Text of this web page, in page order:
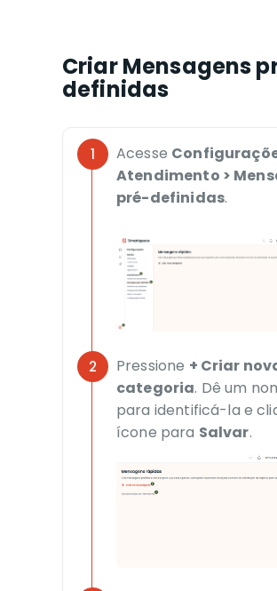
Criar Mensagens
definidas
Acesse
Atendimento >
pré-definidas.
Pressione + Criar
categoria. Dê um
para identificá-la e
ícone para Salvar.